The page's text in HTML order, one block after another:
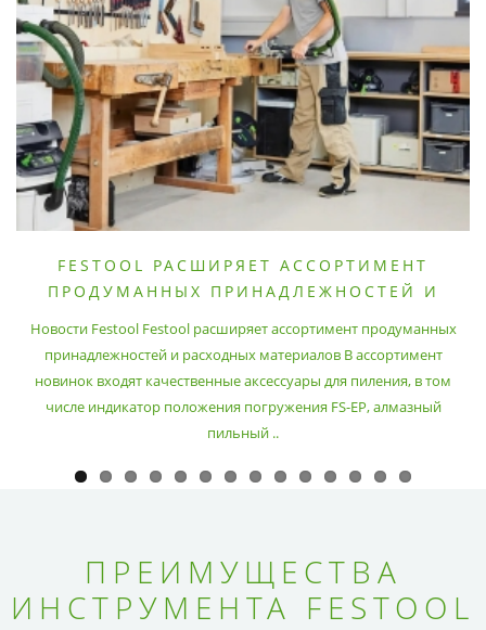
FESTOOL РАСШИРЯЕТ АССОРТИМЕНТ
ПРОДУМАННЫХ ПРИНАДЛЕЖНОСТЕЙ И
Новости Festool Festool расширяет ассортимент продуманных
принадлежностей и расходных материалов В ассортимент
новинок входят качественные аксессуары для пиления, в том
числе индикатор положения погружения FS-EP, алмазный
пильный ..
ПРЕИМУЩЕСТВА
ИНСТРУМЕНТА FESTOOL